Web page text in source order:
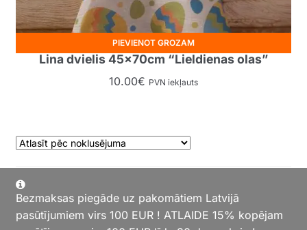
Lina dvielis 45x70cm “Lieldienas olas”
10.00€ PVN iekļauts
PIEVIENOT GROZAM
Bezmaksas piegāde uz pakomātiem Latvijā
pasūtījumiem virs 100 EUR ! ATLAIDE 15% kopējam